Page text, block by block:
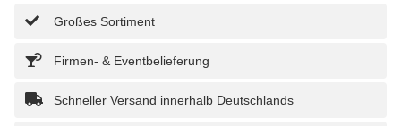
Großes Sortiment
Firmen- & Eventbelieferung
Schneller Versand innerhalb Deutschlands